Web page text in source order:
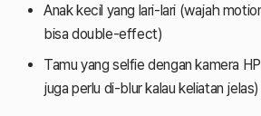
Anak kecil yang lari-lari (wajah
bisa double-effect)
Tamu yang selfie dengan kamera
juga perlu di-blur kalau keliatan jelas)